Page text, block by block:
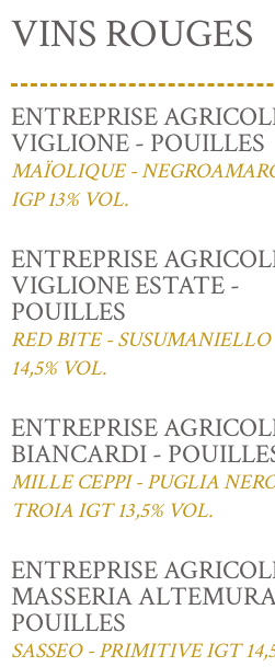
VINS ROUGES
ENTREPRISE
VIGLIONE - POUILLES
MAÏOLIQUE -
IGP 13% VOL.
ENTREPRISE
VIGLIONE ESTATE -
POUILLES
RED BITE - SUSUMANIELLO
14,5% VOL.
ENTREPRISE
BIANCARDI -
MILLE CEPPI - PUGLIA
TROIA IGT 13,5% VOL.
ENTREPRISE
MASSERIA
POUILLES
SASSEO - PRIMITIVE IGT